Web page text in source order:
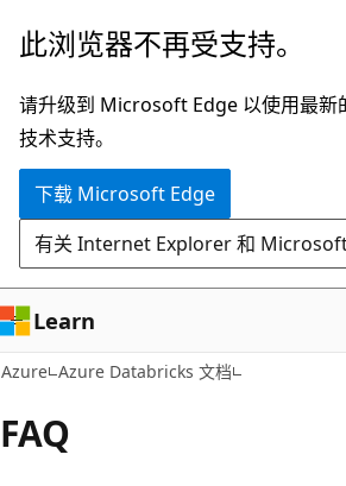
跳
主
要
内
此浏览器不再受支持。
请升级到 Microsoft Edge 以使用最新
技术支持。
下载 Microsoft Edge
有关 Internet Explorer 和
Learn
Azure Azure Databricks 文档
FAQ